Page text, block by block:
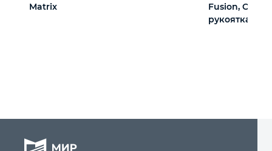
Matrix
Fusion, CrV,
рукоятка